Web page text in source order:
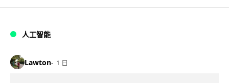
人工智能
Lawton 1 日